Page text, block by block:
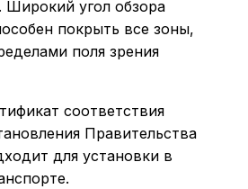
Широкий угол обзора
покрыть все зоны,
поля зрения
соответствия
Правительства
для установки в